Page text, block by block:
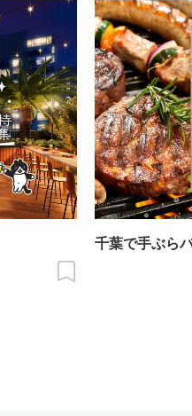
千葉で手ぶら